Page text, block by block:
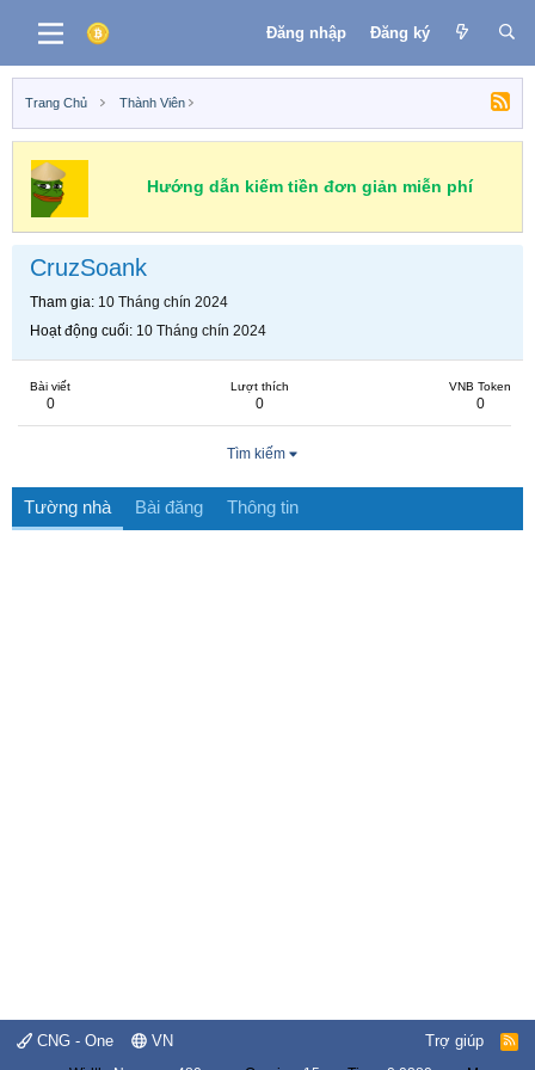
Đăng nhập Đăng ký
Trang Chủ Thành Viên
Hướng dẫn kiếm tiền đơn giản miễn phí
CruzSoank
Tham gia 10 Tháng chín 2024
Hoạt động cuối 10 Tháng chín 2024
Bài viết
0
Lượt thích
0
VNB Token
0
Tìm kiếm
Tường nhà Bài đăng Thông tin
CNG - One VN Trợ giúp
R